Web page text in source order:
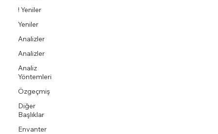
! Yeniler
Yeniler
Analizler
Analizler
Analiz
Yöntemleri
Özgeçmiş
Diğer
Başlıklar
Envanter